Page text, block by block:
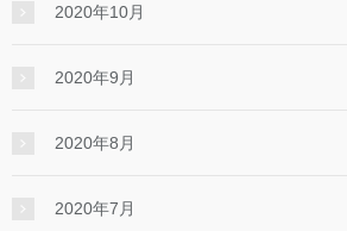
2020年10月
2020年9月
2020年8月
2020年7月